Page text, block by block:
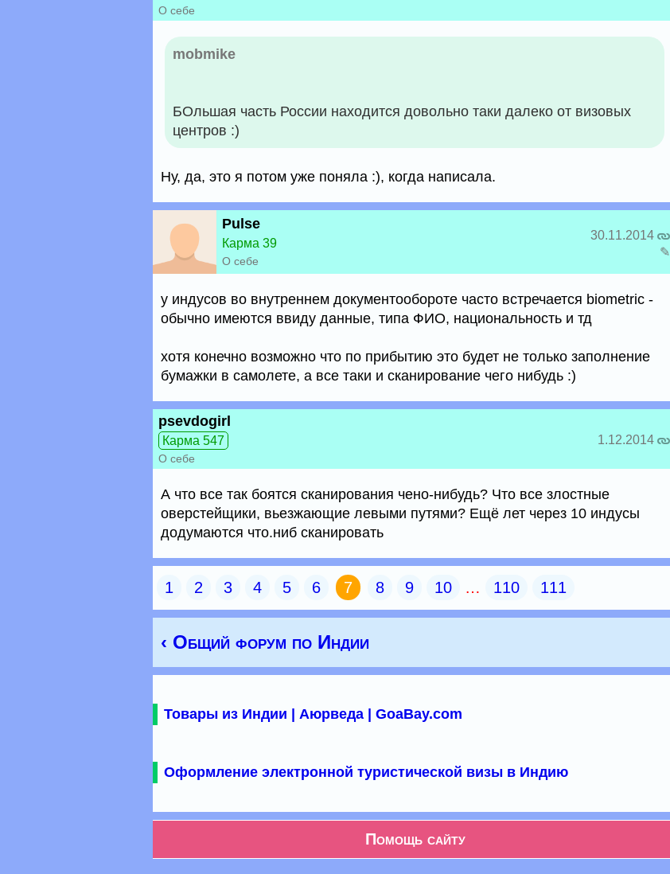
О себе
mobmike
БОльшая часть России находится довольно таки далеко от визовых
центров :)
Ну, да, это я потом уже поняла :), когда написала.
Pulse
Карма 39
О себе
30.11.2014
✎
у индусов во внутреннем документообороте часто встречается biometric -
обычно имеются ввиду данные, типа ФИО, национальность и тд
хотя конечно возможно что по прибытию это будет не только заполнение
бумажки в самолете, а все таки и сканирование чего нибудь :)
psevdogirl
Карма 547
О себе
1.12.2014
А что все так боятся сканирования чено-нибудь? Что все злостные
оверстейщики, вьезжающие левыми путями? Ещё лет через 10 индусы
додумаются что.ниб сканировать
1 2 3 4 5 6 7 8 9 10 … 110 111
‹ Общий форум по Индии
Товары из Индии | Аюрведа | GoaBay.com
Оформление электронной туристической визы в Индию
Помощь сайту